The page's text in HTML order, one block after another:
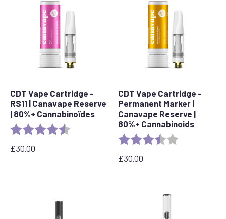
CDT Vape Cartridge -
RS11 | Canavape Reserve
| 80%+ Cannabinoïdes
Evaluation : 4,7 sur 5 étoiles
£30.00
CDT Vape Cartridge -
Permanent Marker |
Canavape Reserve |
80%+ Cannabinoids
Evaluation :
£30.00